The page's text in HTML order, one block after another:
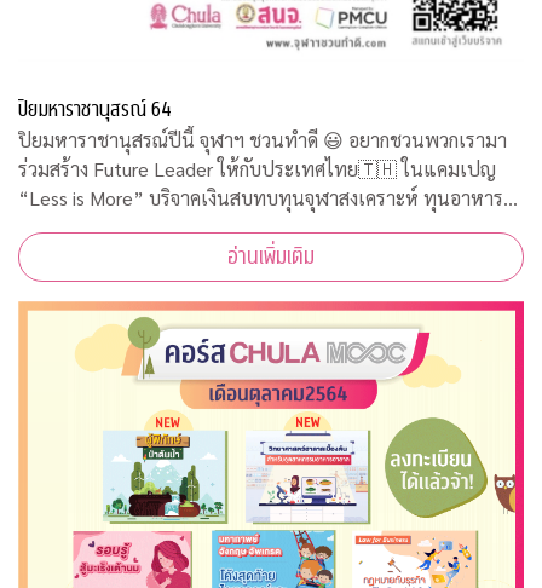
ปิยมหาราชานุสรณ์ 64
ปิยมหาราชานุสรณ์ปีนี้ จุฬาฯ ชวนทำดี 😃 อยากชวนพวกเรามา
ร่วมสร้าง Future Leader ให้กับประเทศไทย🇹🇭 ในแคมเปญ
“Less is More” บริจาคเงินสบทบทุนจุฬาสงเคราะห์ ทุนอาหาร
กลางวัน และสนับสนุนอุปกรณ์การเรียนออนไลน์ให้น้องนิสิตใช้ทำ
กิจกรรมจิตอาสาออนไลน์รับใช้ประชาชนคว
อ่านเพิ่มเติม